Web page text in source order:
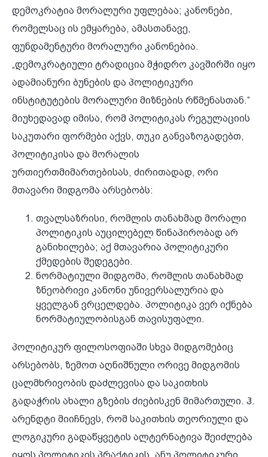
დემოკრატია მორალური უფლებაა; კანონები,
რომელსაც ის ემყარება, ამასთანავე,
ფუნდამენტური მორალური კანონებია.
„დემოკრატიული ტრადიცია მჭიდრო კავშირში იყო
ადამიანური ბუნების და პოლიტიკური
ინსტიტუტების მორალური მიზნების რწმენასთან.“
მიუხედავად იმისა, რომ პოლიტიკას რეგულაციის
საკუთარი ფორმები აქვს, თუკი განვაზოგადებთ,
პოლიტიკისა და მორალის
ურთიერთმიმართებისას, ძირითადად, ორი
მთავარი მიდგომა არსებობს:
თვალსაზრისი, რომლის თანახმად მორალი
პოლიტიკის აუცილებელ წინაპირობად არ
განიხილება; აქ მთავარია პოლიტიკური
ქმედების შედეგები.
ნორმატიული მიდგომა, რომლის თანახმად
ზნეობრივი კანონი უნივერსალურია და
ყველგან ვრცელდება. პოლიტიკა ვერ იქნება
ნორმატიულობისგან თავისუფალი.
პოლიტიკურ ფილოსოფიაში სხვა მიდგომებიც
არსებობს, ზემოთ აღნიშნული ორივე მიდგომის
ცალმხრივობის დაძლევისა და საკითხის
გადაჭრის ახალი გზების ძიებისკენ მიმართული. ჰ.
არენდტი მიიჩნევს, რომ საკითხის თეორიული და
ლოგიკური გადაწყვეტის ალტერნატივა შეიძლება
იყოს პოლიტიკის პრაქტიკის, ანუ პოლიტიკური